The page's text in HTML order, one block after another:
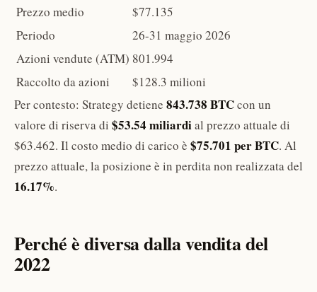
Prezzo medio
$77.135
Periodo
26-31 maggio 2026
Azioni vendute (ATM) 801.994
Raccolto da azioni
$128.3 milioni
Per contesto: Strategy detiene 843.738 BTCcon un
valore di riserva di $53.54 miliardial prezzo attuale di
$63.462. Il costo medio di carico è $75.701 per BTC. Al
prezzo attuale, la posizione è in perdita non realizzata del
16.17%.
Perché è diversa dalla vendita del
2022